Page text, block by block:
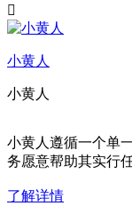

小黄人
小黄人
小黄人遵循一个单
务愿意帮助其实行
了解详情